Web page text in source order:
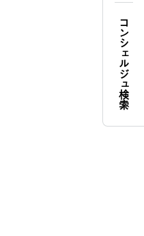
コンシェルジュ検索